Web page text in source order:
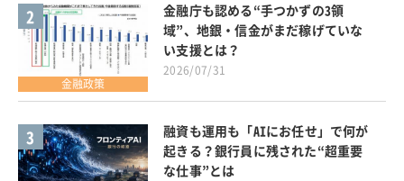
2
金融政策
金融庁も認める“手つかずの3領
域”、地銀・信金がまだ稼げていな
い支援とは？
2026/07/31
3
融資も運用も「AIにお任せ」で何が
起きる？銀行員に残された“超重要
な仕事”とは